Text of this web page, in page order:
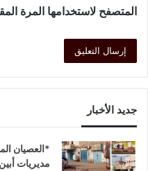
المتصفح لاستخدامها المرة
جديد الأخبار
*العصيان
مديريات